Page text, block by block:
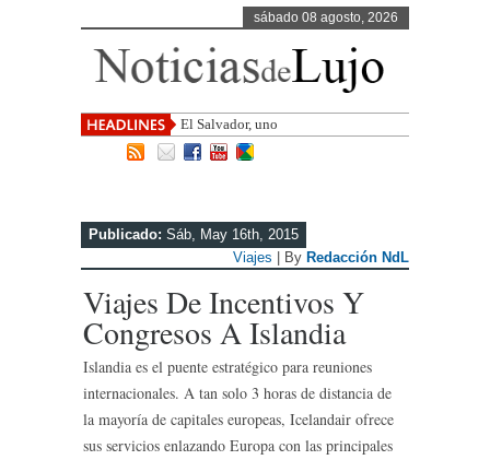
sábado 08 agosto, 2026
El Salvador, uno de los destinos con
mayor pr
Publicado: Sáb, May 16th, 2015
Viajes | By Redacción NdL
Viajes De Incentivos Y
Congresos A Islandia
Islandia es el puente estratégico para reuniones
internacionales. A tan solo 3 horas de distancia de
la mayoría de capitales europeas, Icelandair ofrece
sus servicios enlazando Europa con las principales